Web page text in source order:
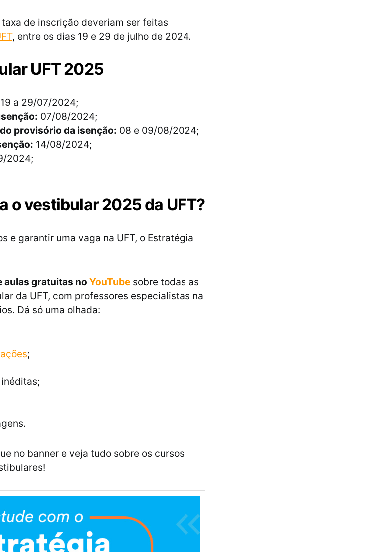
de inscrição deveriam ser feitas
, entre os dias 19 e 29 de julho de 2024.
UFT 2025
19 a 29/07/2024;
07/08/2024;
provisório da isenção: 08 e 09/08/2024;
14/08/2024;
2024;
o vestibular 2025 da UFT?
e garantir uma vaga na UFT, o Estratégia
aulas gratuitas no YouTube sobre todas as
da UFT, com professores especialistas na
Dá só uma olhada:
;
no banner e veja tudo sobre os cursos